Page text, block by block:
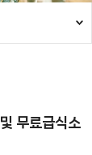
무료급식소